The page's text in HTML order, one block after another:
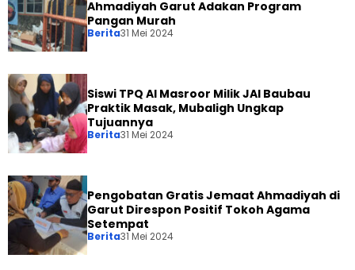
Ahmadiyah Garut Adakan Program
Pangan Murah
Berita31 Mei 2024
Siswi TPQ Al Masroor Milik JAI Baubau
Praktik Masak, Mubaligh Ungkap
Tujuannya
Berita31 Mei 2024
Pengobatan Gratis Jemaat Ahmadiyah di
Garut Direspon Positif Tokoh Agama
Setempat
Berita31 Mei 2024